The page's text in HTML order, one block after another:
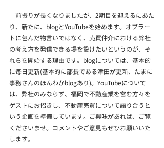
前振りが長くなりましたが、2期目を迎えるにあた
り、新たに、blogとYouTubeを始めます。オブラー
トに包んだ物言いではなく、売買仲介における弊社
の考え方を発信できる場を設けたいというのが、そ
れらを開始する理由です。blogについては、基本的
に毎日更新(基本的に部長である津田が更新、たまに
事務さんのほんわかblogあり)。YouTubeについて
は、弊社のみならず、福岡で不動産業を営む方々を
ゲストにお招きし、不動産売買について語り合うと
いう企画を準備しています。ご興味があれば、ご覧
くださいませ。コメントやご意見もぜひお願いいた
します。